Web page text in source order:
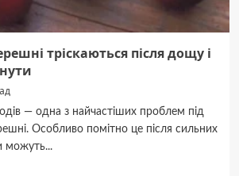
тріскаються після дощу і
— одна з найчастіших проблем під
Особливо помітно це після сильних
можуть...